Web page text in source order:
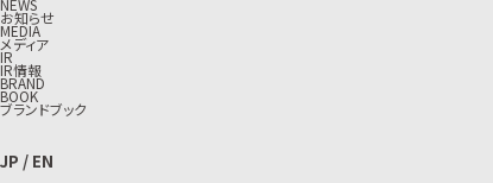
お知らせ
MEDIA
メディア
IR
IR情報
BRAND
BOOK
ブランドブック
JP / EN